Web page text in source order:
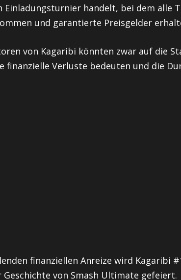
Einladungsturnier handelt, bei dem alle
und garantierte Preisgelder
von Kagaribi könnten zwar auf die
finanzielle Verluste bedeuten und die
finanziellen Anreize wird Kagaribi
von Smash Ultimate gefeiert.